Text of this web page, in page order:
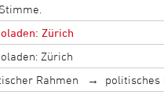
Zürich
Zürich
Rahmen politisches